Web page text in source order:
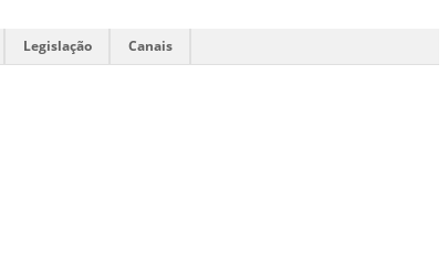
Legislação Canais